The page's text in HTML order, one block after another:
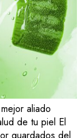
aliado
de tu piel El